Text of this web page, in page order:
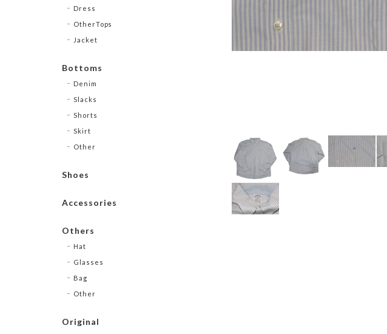
Dress
OtherTops
Jacket
Bottoms
Denim
Slacks
Shorts
Skirt
Other
Shoes
Accessories
Others
Hat
Glasses
Bag
Other
Original